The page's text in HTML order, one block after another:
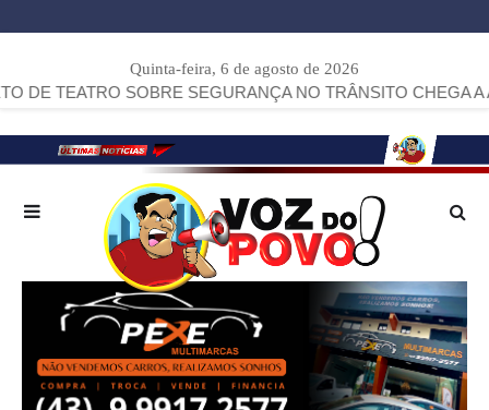
Quinta-feira, 6 de agosto de 2026
SOBRE SEGURANÇA NO TRÂNSITO CHEGA A ARAPOTI. >>